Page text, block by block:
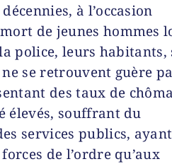
à l’occasion
de jeunes hommes
police, leurs habitants,
se retrouvent guère
des taux de
élevés, souffrant du
services publics,
de l’ordre qu’aux